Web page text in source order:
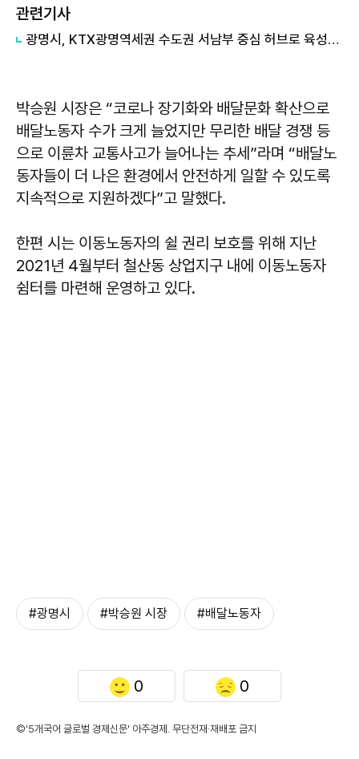
관련기사
광명시, KTX광명역세권 수도권 서남부 중심 허브로 육성절차 돌입
박승원 시장은 “코로나 장기화와 배달문화 확산으로
배달노동자 수가 크게 늘었지만 무리한 배달 경쟁 등
으로 이륜차 교통사고가 늘어나는 추세”라며 “배달노
동자들이 더 나은 환경에서 안전하게 일할 수 있도록
지속적으로 지원하겠다”고 말했다.
한편 시는 이동노동자의 쉴 권리 보호를 위해 지난
2021년 4월부터 철산동 상업지구 내에 이동노동자
쉼터를 마련해 운영하고 있다.
#광명시 #박승원 시장 #배달노동자
0 0
©'5개국어 글로벌 경제신문' 아주경제. 무단전재·재배포 금지